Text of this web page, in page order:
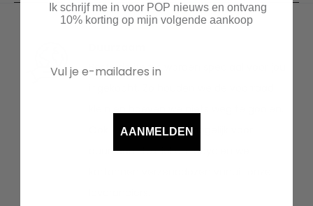
Bestelde items worden speciaal voor jou
Ook kiezen we waar mogelijk voor
duurzaam textiel en recyclen we
Ik schrijf me in voor POP nieuws en ontvang
10% korting op mijn volgende aankoop
AANMELDEN